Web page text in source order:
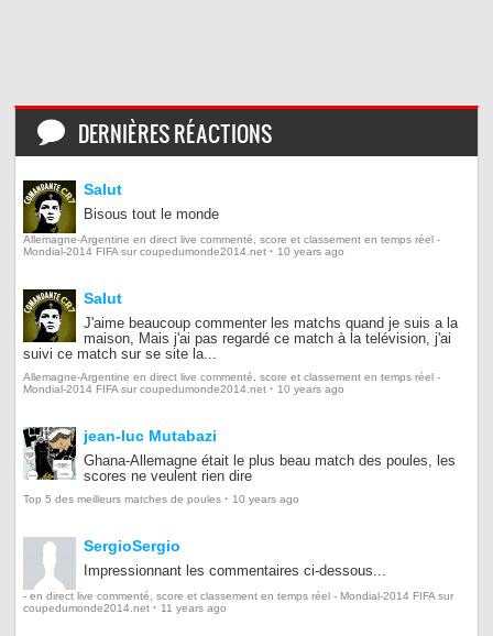
DERNIÈRES RÉACTIONS
Salut
Bisous tout le monde
Allemagne-Argentine en direct live commenté, score et classement en temps réel -
Mondial-2014 FIFA sur coupedumonde2014.net · 10 years ago
Salut
J'aime beaucoup commenter les matchs quand je suis a la
maison, Mais j'ai pas regardé ce match à la telévision, j'ai
suivi ce match sur se site la...
Allemagne-Argentine en direct live commenté, score et classement en temps réel -
Mondial-2014 FIFA sur coupedumonde2014.net · 10 years ago
jean-luc Mutabazi
Ghana-Allemagne était le plus beau match des poules, les
scores ne veulent rien dire
Top 5 des meilleurs matches de poules · 10 years ago
SergioSergio
Impressionnant les commentaires ci-dessous...
- en direct live commenté, score et classement en temps réel - Mondial-2014 FIFA sur
coupedumonde2014.net · 11 years ago